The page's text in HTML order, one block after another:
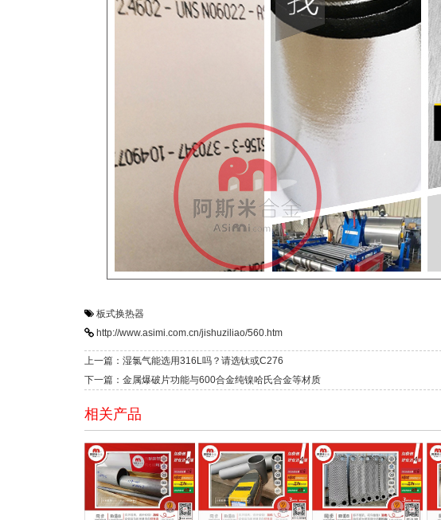
板式换热器
http://www.asimi.com.cn/jishuziliao/560.htm
上一篇：湿氯气能选用316L吗？请选钛或C276
下一篇：金属爆破片功能与600合金纯镍哈氏合金等材质
相关产品